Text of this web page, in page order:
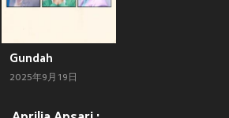
Gundah
2025年9月19日